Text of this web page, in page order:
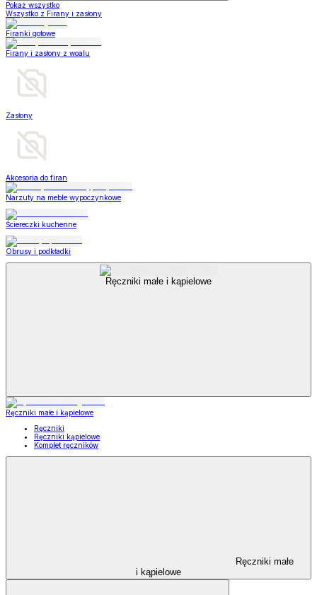
Pokaż wszystko
Wszystko z Firany i zasłony
Firanki gotowe
Firany i zasłony z woalu
Zasłony
Akcesoria do firan
Narzuty na meble wypoczynkowe
Ściereczki kuchenne
Obrusy i podkładki
Ręczniki małe i kąpielowe
Ręczniki małe i kąpielowe
Ręczniki
Ręczniki kąpielowe
Komplet ręczników
Ręczniki małe
i kąpielowe